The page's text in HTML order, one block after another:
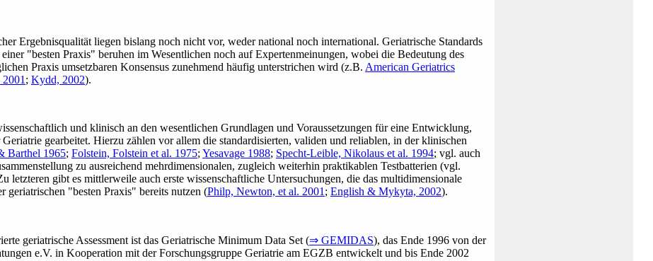
Ergebnisqualität liegen bislang noch nicht vor, weder national noch international. Geriatrische Standards
"besten Praxis" beruhen im Wesentlichen noch auf Expertenmeinungen, wobei die Bedeutung des
Praxis umsetzbaren Konsensus zunehmend häufig unterstrichen wird (z.B. American Geriatrics
; Kydd, 2002).
und klinisch an den wesentlichen Grundlagen und Voraussetzungen für eine Entwicklung,
gearbeitet. Hierzu zählen vor allem die standardisierten, validen und reliablen, in der klinischen
Barthel 1965; Folstein, Folstein et al. 1975; Yesavage 1988; Specht-Leible, Nikolaus et al. 1994; vgl. auch
zu ausreichend mehrdimensionalen, zugleich weiterhin praktikablen Testbatterien (vgl.
letzteren gibt es mittlerweile auch erste wissenschaftliche Untersuchungen, die das multidimensionale
geriatrischen "besten Praxis" bereits nutzen (Philp, Newton, et al. 2001 ; English & Mykyta, 2002).
geriatrische Assessment ist das Geriatrische Minimum Data Set (⇒ GEMIDAS), das Ende 1996 von der
e.V. in Kooperation mit der Forschungsgruppe Geriatrie am EGZB entwickelt und bis Ende 2002